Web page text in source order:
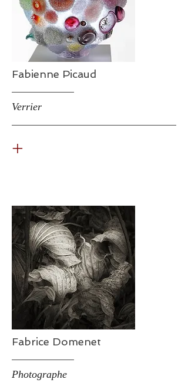
Fabienne Picaud
Verrier
+
Fabrice Domenet
Photographe